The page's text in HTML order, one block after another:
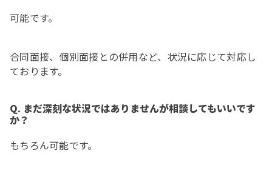
可能です。
合同面接、個別面接との併用など、状況に応じて対応し
ております。
Q. まだ深刻な状況ではありませんが相談してもいいです
か？
もちろん可能です。